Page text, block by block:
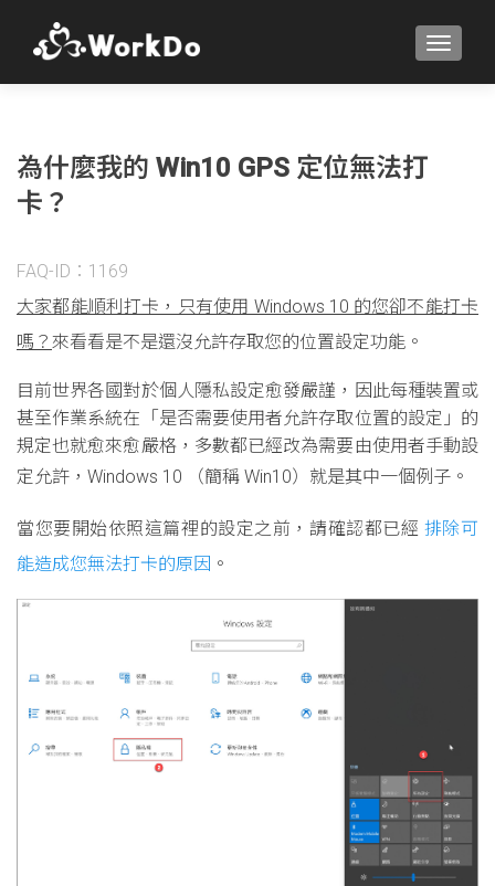
為什麼我的 Win10 GPS 定位無法打
卡？
FAQ-ID：1169
大家都能順利打卡，只有使用 Windows 10 的您卻不能打卡
嗎？ 來看看是不是還沒允許存取您的位置設定功能。
目前世界各國對於個人隱私設定愈發嚴謹，因此每種裝置或
甚至作業系統在「是否需要使用者允許存取位置的設定」的
規定也就愈來愈嚴格，多數都已經改為需要由使用者手動設
定允許，Windows 10 （簡稱 Win10）就是其中一個例子。
當您要開始依照這篇裡的設定之前，請確認都已經 排除可
能造成您無法打卡的原因 。